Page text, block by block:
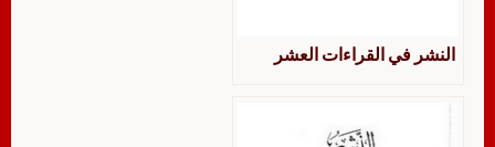
النشر في القراءات العشر